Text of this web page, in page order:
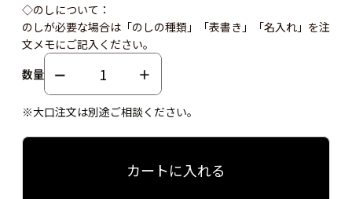
◇のしについて：
のしが必要な場合は「のしの種類」「表書き」「名入れ」を注
文メモにご記入ください。
数量
※大口注文は別途ご相談ください。
カートに入れる